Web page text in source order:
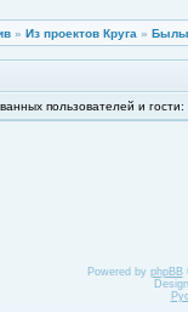
» Из проектов Круга »
пользователей и гости:
Powered by phpBB